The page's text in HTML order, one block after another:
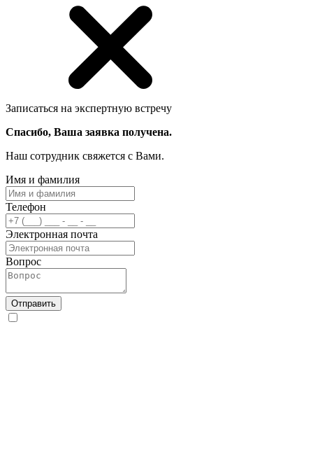
Записаться на экспертную встречу
Спасибо, Ваша заявка получена.
Наш сотрудник свяжется с Вами.
Имя и фамилия
Телефон
Электронная почта
Вопрос
Отправить